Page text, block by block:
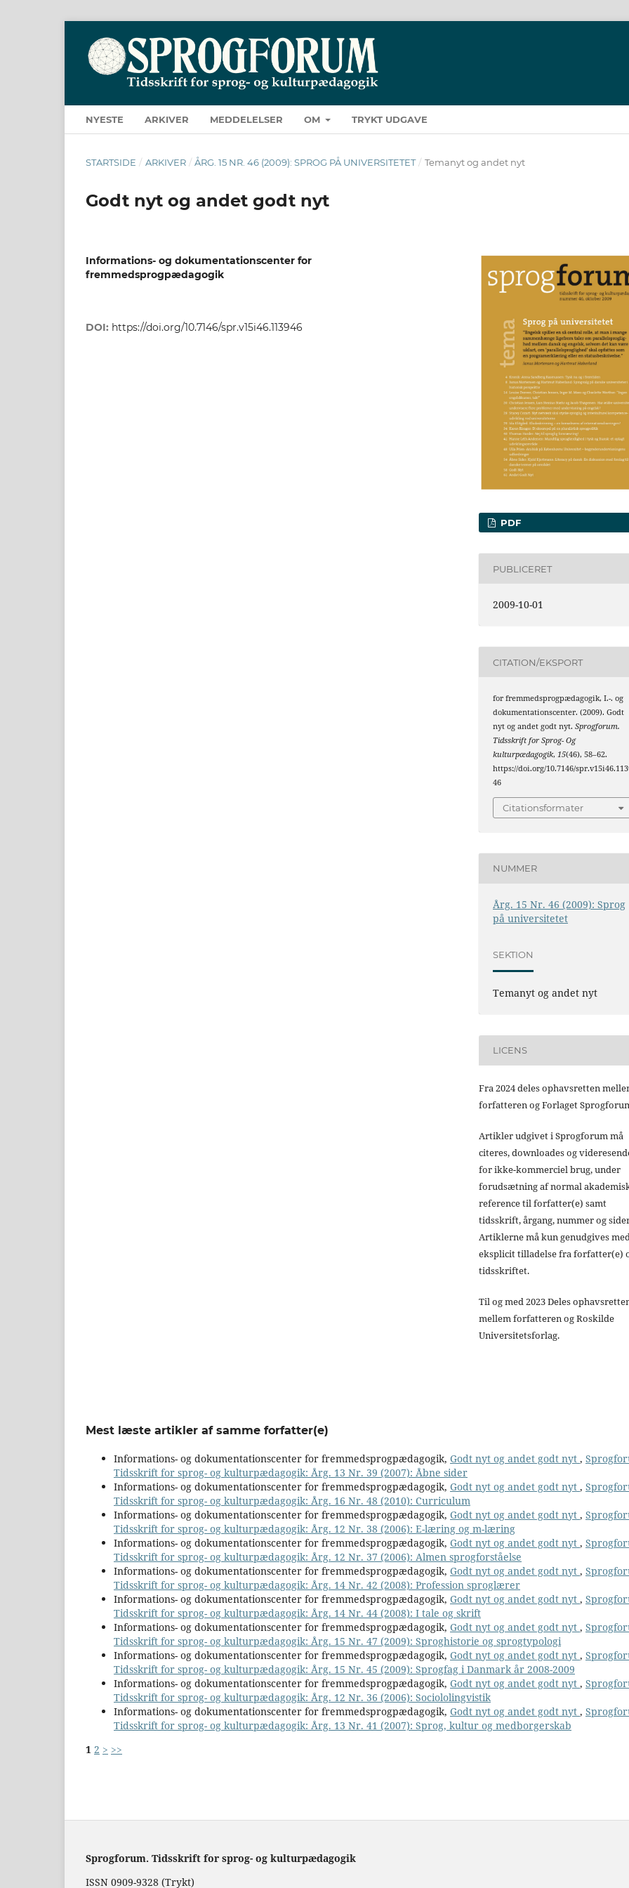
NYESTE ARKIVER MEDDELELSER OM TRYKT UDGAVE
STARTSIDE / ARKIVER / ÅRG. 15 NR. 46 (2009): SPROG PÅ UNIVERSITETET / Temanyt og andet nyt
Godt nyt og andet godt nyt
Informations- og dokumentationscenter for
fremmedsprogpædagogik
DOI: https://doi.org/10.7146/spr.v15i46.113946
PDF
PUBLICERET
2009-10-01
CITATION/EKSPORT
for fremmedsprogpædagogik, I.-. og
dokumentationscenter. (2009). Godt
nyt og andet godt nyt.Sprogforum.
Tidsskrift for Sprog- Og
kulturpædagogik,15(46), 58–62.
https://doi.org/10.7146/
46
Citationsformater
NUMMER
Årg. 15 Nr. 46 (2009): Sprog
på universitetet
SEKTION
Temanyt og andet nyt
LICENS
Fra 2024 deles ophavsretten
forfatteren og Forlaget
Artikler udgivet i Sprogforum må
citeres, downloades og
for ikke-kommerciel brug, under
forudsætning af normal
reference til forfatter(e) samt
tidsskrift, årgang, nummer og
Artiklerne må kun genudgives
eksplicit tilladelse fra forfatter(e)
tidsskriftet.
Til og med 2023 Deles
mellem forfatteren og Roskilde
Universitetsforlag.
Mest læste artikler af samme forfatter(e)
Informations- og dokumentationscenter for fremmedsprogpædagogik, Godt nyt og andet godt nyt ,
Tidsskrift for sprog- og kulturpædagogik: Årg. 13 Nr. 39 (2007): Åbne sider
Informations- og dokumentationscenter for fremmedsprogpædagogik, Godt nyt og andet godt nyt ,
Tidsskrift for sprog- og kulturpædagogik: Årg. 16 Nr. 48 (2010): Curriculum
Informations- og dokumentationscenter for fremmedsprogpædagogik, Godt nyt og andet godt nyt ,
Tidsskrift for sprog- og kulturpædagogik: Årg. 12 Nr. 38 (2006): E-læring og m-læring
Informations- og dokumentationscenter for fremmedsprogpædagogik, Godt nyt og andet godt nyt ,
Tidsskrift for sprog- og kulturpædagogik: Årg. 12 Nr. 37 (2006): Almen sprogforståelse
Informations- og dokumentationscenter for fremmedsprogpædagogik, Godt nyt og andet godt nyt ,
Tidsskrift for sprog- og kulturpædagogik: Årg. 14 Nr. 42 (2008): Profession sproglærer
Informations- og dokumentationscenter for fremmedsprogpædagogik, Godt nyt og andet godt nyt ,
Tidsskrift for sprog- og kulturpædagogik: Årg. 14 Nr. 44 (2008): I tale og skrift
Informations- og dokumentationscenter for fremmedsprogpædagogik, Godt nyt og andet godt nyt ,
Tidsskrift for sprog- og kulturpædagogik: Årg. 15 Nr. 47 (2009): Sproghistorie og sprogtypologi
Informations- og dokumentationscenter for fremmedsprogpædagogik, Godt nyt og andet godt nyt ,
Tidsskrift for sprog- og kulturpædagogik: Årg. 15 Nr. 45 (2009): Sprogfag i Danmark år 2008-2009
Informations- og dokumentationscenter for fremmedsprogpædagogik, Godt nyt og andet godt nyt ,
Tidsskrift for sprog- og kulturpædagogik: Årg. 12 Nr. 36 (2006): Sociololingvistik
Informations- og dokumentationscenter for fremmedsprogpædagogik, Godt nyt og andet godt nyt ,
Tidsskrift for sprog- og kulturpædagogik: Årg. 13 Nr. 41 (2007): Sprog, kultur og medborgerskab
1 2 > >>
Sprogforum. Tidsskrift for sprog- og kulturpædagogik
ISSN 0909-9328 (Trykt)